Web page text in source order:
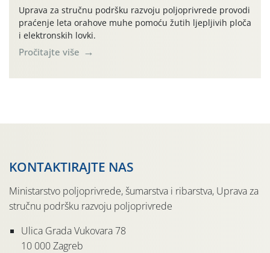
Uprava za stručnu podršku razvoju poljoprivrede provodi
praćenje leta orahove muhe pomoću žutih ljepljivih ploča
i elektronskih lovki.
Pročitajte više
KONTAKTIRAJTE NAS
Ministarstvo poljoprivrede, šumarstva i ribarstva, Uprava za
stručnu podršku razvoju poljoprivrede
Ulica Grada Vukovara 78
10 000 Zagreb